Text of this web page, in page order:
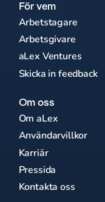
För vem
Arbetstagare
Arbetsgivare
aLex Ventures
Skicka in feedback
Om oss
Om aLex
Användarvillkor
Karriär
Pressida
Kontakta oss